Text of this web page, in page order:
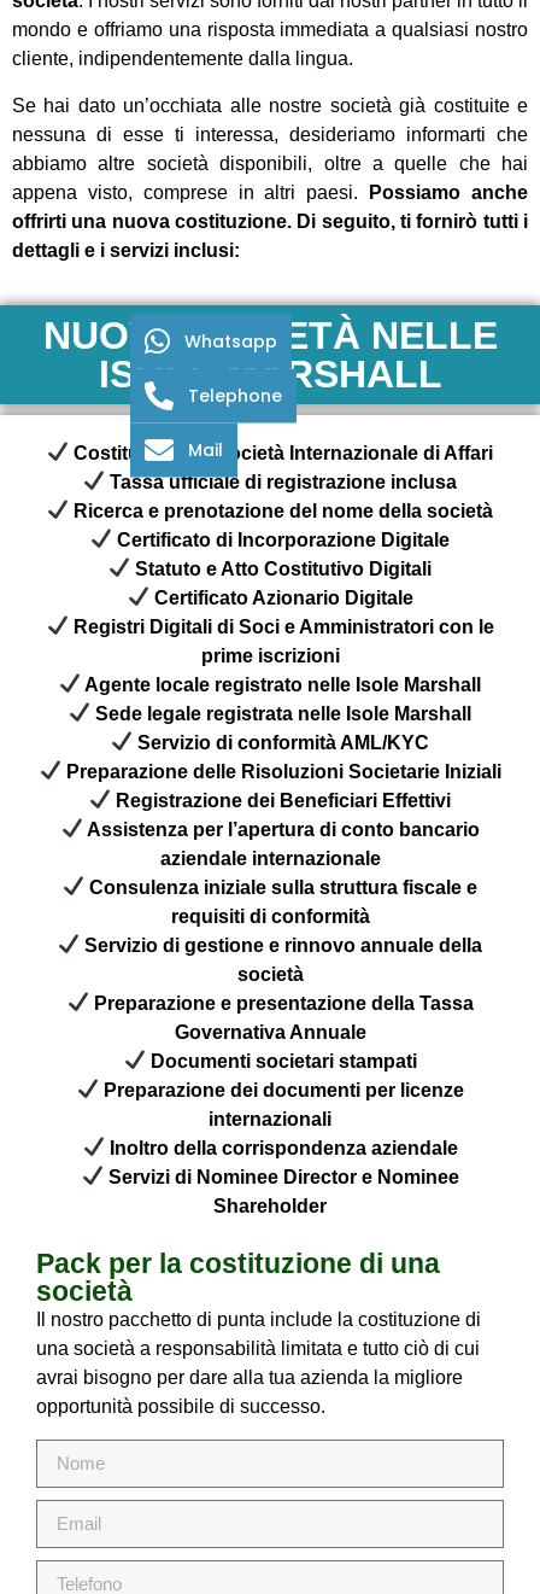
mondo e offriamo una risposta immediata a qualsiasi nostro
cliente, indipendentemente dalla lingua.
Se hai dato un’occhiata alle nostre società già costituite e
nessuna di esse ti interessa, desideriamo informarti che
abbiamo altre società disponibili, oltre a quelle che hai
appena visto, comprese in altri paesi.
Possiamo anche
offrirti una nuova costituzione. Di seguito, ti fornirò tutti i
dettagli e i servizi inclusi:
NUOVA SOCIETÀ NELLE
ISOLE MARSHALL
Costituzione di Società Internazionale di Affari
Tassa ufficiale di registrazione inclusa
Ricerca e prenotazione del nome della società
Certificato di Incorporazione Digitale
Statuto e Atto Costitutivo Digitali
Certificato Azionario Digitale
Registri Digitali di Soci e Amministratori con le
prime iscrizioni
Agente locale registrato nelle Isole Marshall
Sede legale registrata nelle Isole Marshall
Servizio di conformità AML/KYC
Preparazione delle Risoluzioni Societarie Iniziali
Registrazione dei Beneficiari Effettivi
Assistenza per l’apertura di conto bancario
aziendale internazionale
Consulenza iniziale sulla struttura fiscale e
requisiti di conformità
Servizio di gestione e rinnovo annuale della
società
Preparazione e presentazione della Tassa
Governativa Annuale
Documenti societari stampati
Preparazione dei documenti per licenze
internazionali
Inoltro della corrispondenza aziendale
Servizi di Nominee Director e Nominee
Shareholder
Pack per la costituzione di una
società
Il nostro pacchetto di punta include la costituzione di
una società a responsabilità limitata e tutto ciò di cui
avrai bisogno per dare alla tua azienda la migliore
opportunità possibile di successo.
Whatsapp
Telephone
Mail